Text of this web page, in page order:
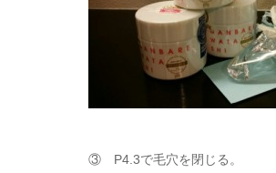
③ P4.3で毛穴を閉じる。